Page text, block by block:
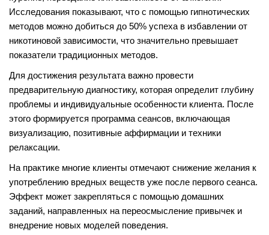
Исследования показывают, что с помощью гипнотических
методов можно добиться до 50% успеха в избавлении от
никотиновой зависимости, что значительно превышает
показатели традиционных методов.
Для достижения результата важно провести
предварительную диагностику, которая определит глубину
проблемы и индивидуальные особенности клиента. После
этого формируется программа сеансов, включающая
визуализацию, позитивные аффирмации и техники
релаксации.
На практике многие клиенты отмечают снижение желания к
употреблению вредных веществ уже после первого сеанса.
Эффект может закрепляться с помощью домашних
заданий, направленных на переосмысление привычек и
внедрение новых моделей поведения.